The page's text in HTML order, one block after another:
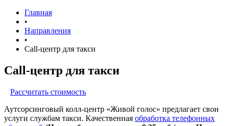
Главная
•
Направления
•
Call-центр для такси
Call-центр для такси
Рассчитать стоимость
Аутсорсинговый колл-центр «Живой голос» предлагает свои
услуги службам такси. Качественная обработка телефонных